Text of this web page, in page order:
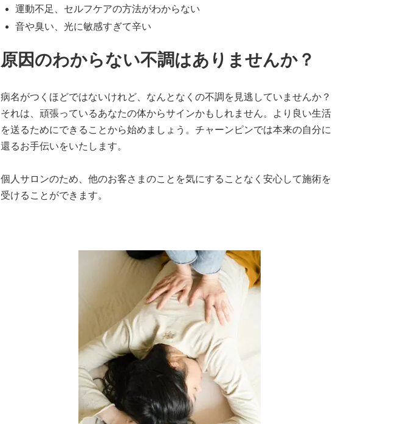
運動不足、セルフケアの方法がわからない
音や臭い、光に敏感すぎて辛い
原因のわからない不調はありませんか？
病名がつくほどではないけれど、なんとなくの不調を見逃していませんか？
それは、頑張っているあなたの体からサインかもしれません。より良い生活
を送るためにできることから始めましょう。チャーンピンでは本来の自分に
還るお手伝いをいたします。
個人サロンのため、他のお客さまのことを気にすることなく安心して施術を
受けることができます。